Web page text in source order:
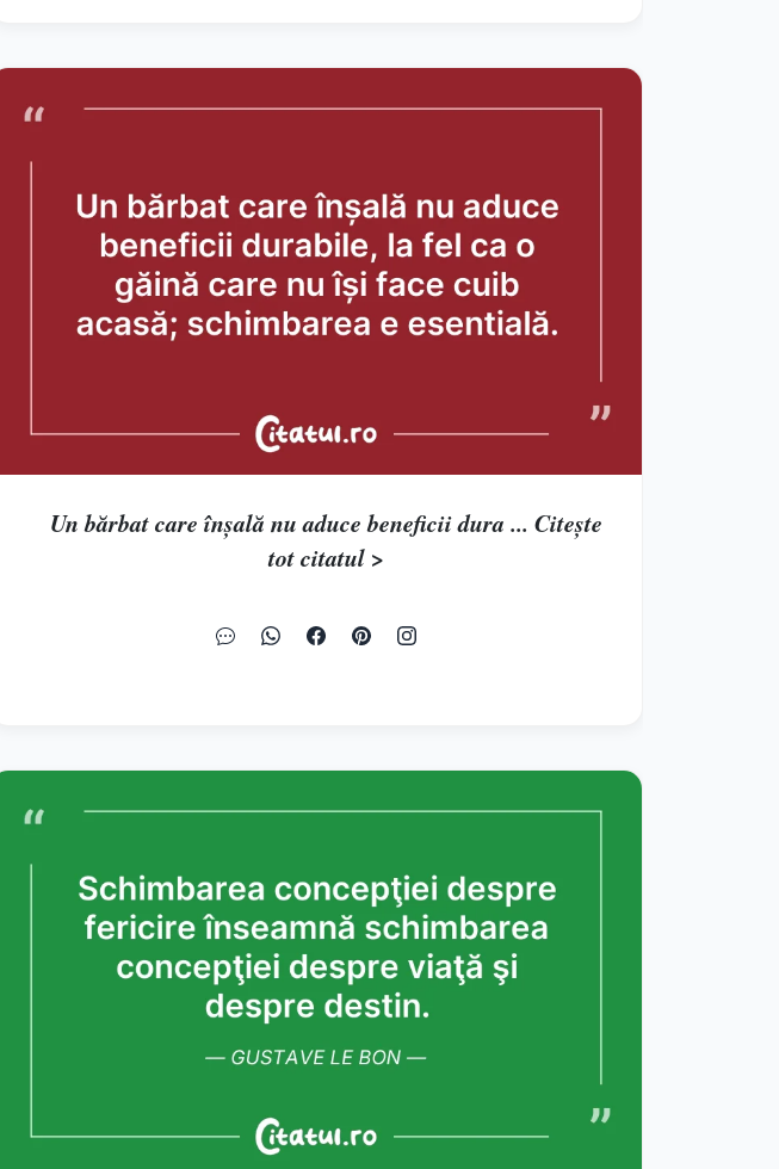
Un bărbat care înșală nu aduce beneficii dura ... Citește
tot citatul >